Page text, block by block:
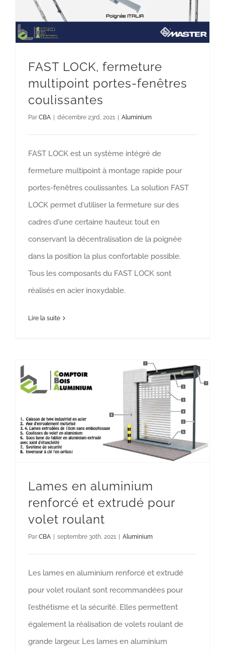
portes-fenêtres coulissantes
Aluminium
FAST LOCK, fermeture
multipoint portes-fenêtres
coulissantes
Par CBA décembre 23rd, 2021 Aluminium
FAST LOCK est un système intégré de
fermeture multipoint à montage rapide pour
portes-fenêtres coulissantes.‎ La solution FAST
LOCK permet d'utiliser la fermeture sur ​​des
cadres d'une certaine hauteur, tout en
conservant la décentralisation de la poignée
dans la position la plus confortable possible.
Tous les composants du FAST LOCK sont
réalisés en acier inoxydable.
Lire la suite
Lames en aluminium renforcé et
extrudé pour volet roulant
Aluminium
Lames en aluminium
renforcé et extrudé pour
volet roulant
Par CBA septembre 30th, 2021 Aluminium
Les lames en aluminium renforcé et extrudé
pour volet roulant sont recommandées pour
l’esthétisme et la sécurité. Elles permettent
également la réalisation de volets roulant de
grande largeur. Les lames en aluminium